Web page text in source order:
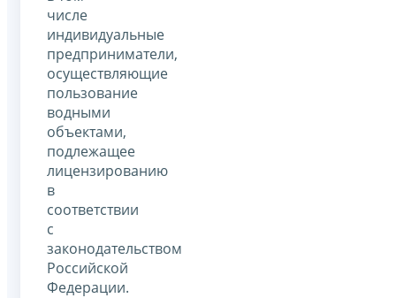
числе
индивидуальные
предприниматели,
осуществляющие
пользование
водными
объектами,
подлежащее
лицензированию
в
соответствии
с
законодательством
Российской
Федерации.